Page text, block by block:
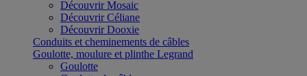
Découvrir Mosaic
Découvrir Céliane
Découvrir Dooxie
Conduits et cheminements de câbles
Goulotte, moulure et plinthe Legrand
Goulotte